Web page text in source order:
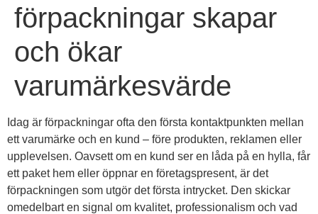
förpackningar skapar
och ökar
varumärkesvärde
Idag är förpackningar ofta den första kontaktpunkten mellan
ett varumärke och en kund – före produkten, reklamen eller
upplevelsen. Oavsett om en kund ser en låda på en hylla, får
ett paket hem eller öppnar en företagspresent, är det
förpackningen som utgör det första intrycket. Den skickar
omedelbart en signal om kvalitet, professionalism och vad